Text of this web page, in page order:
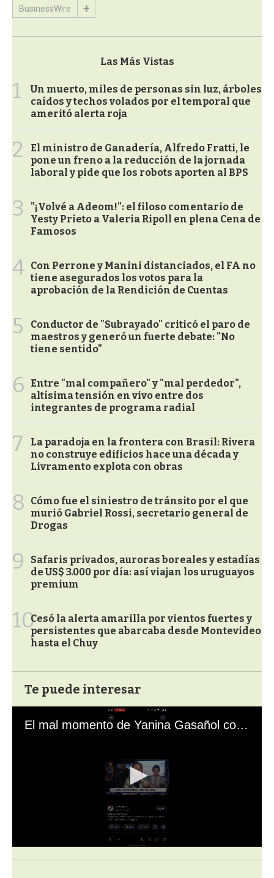
BusinessWire
Las Más Vistas
1
Un muerto, miles de personas sin luz, árboles
caídos y techos volados por el temporal que
ameritó alerta roja
2
El ministro de Ganadería, Alfredo Fratti, le
pone un freno a la reducción de la jornada
laboral y pide que los robots aporten al BPS
3
"¡Volvé a Adeom!": el filoso comentario de
Yesty Prieto a Valeria Ripoll en plena Cena de
Famosos
4 Con Perrone y Manini distanciados, el FA no
tiene asegurados los votos para la
aprobación de la Rendición de Cuentas
5
Conductor de "Subrayado" criticó el paro de
maestros y generó un fuerte debate: "No
tiene sentido"
6
Entre "mal compañero" y "mal perdedor",
altísima tensión en vivo entre dos
integrantes de programa radial
7
La paradoja en la frontera con Brasil: Rivera
no construye edificios hace una década y
Livramento explota con obras
8
Cómo fue el siniestro de tránsito por el que
murió Gabriel Rossi, secretario general de
Drogas
9
Safaris privados, auroras boreales y estadías
de US$ 3.000 por día: así viajan los uruguayos
premium
10Cesó la alerta amarilla por vientos fuertes y
persistentes que abarcaba desde Montevideo
hasta el Chuy
Te puede interesar
El mal momento de Yanina Gasañol con un hincha argentino en "Subrayado"
s